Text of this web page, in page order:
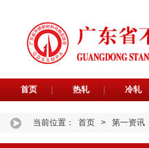
首页 热轧 冷轧
当前位置： 首页 > 第一资讯